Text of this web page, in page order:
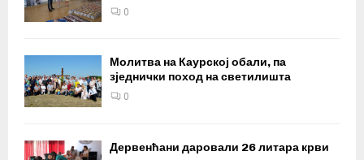
0
Молитва на Каурској обали, па
зједнички поход на светилишта
0
Дервенћани даровали 26 литара крви